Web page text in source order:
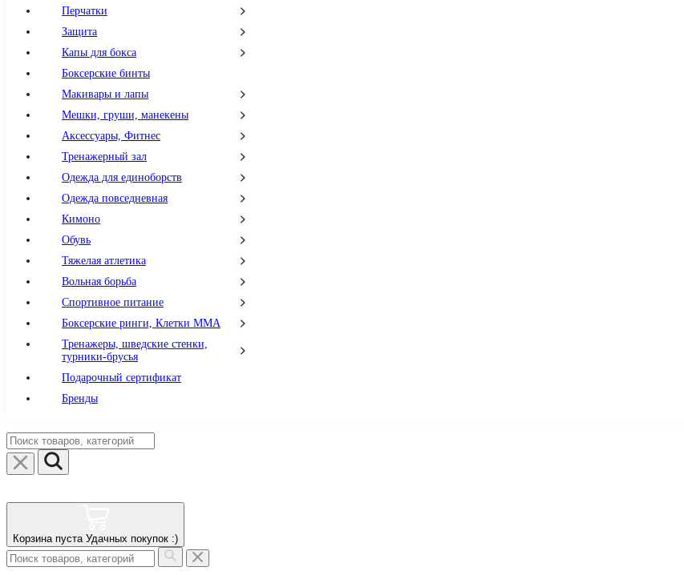
Перчатки
Защита
Капы для бокса
Боксерские бинты
Макивары и лапы
Мешки, груши, манекены
Аксессуары, Фитнес
Тренажерный зал
Одежда для единоборств
Одежда повседневная
Кимоно
Обувь
Тяжелая атлетика
Вольная борьба
Спортивное питание
Боксерские ринги, Клетки ММА
Тренажеры, шведские стенки,
турники-брусья
Подарочный сертификат
Бренды
Корзина пуста Удачных покупок :)